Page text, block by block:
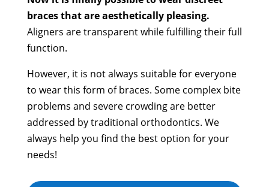
braces that are aesthetically pleasing.
Aligners are transparent while fulfilling their full
function.
However, it is not always suitable for everyone
to wear this form of braces. Some complex bite
problems and severe crowding are better
addressed by traditional orthodontics. We
always help you find the best option for your
needs!